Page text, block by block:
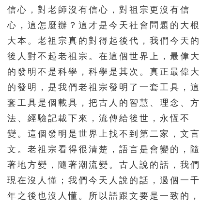
信心，對老師沒有信心，對祖宗更沒有信
心，這怎麼辦？這才是今天社會問題的大根
大本。老祖宗真的對得起後代，我們今天的
後人對不起老祖宗。在這個世界上，最偉大
的發明不是科學，科學是其次。真正最偉大
的發明，是我們老祖宗發明了一套工具，這
套工具是個載具，把古人的智慧、理念、方
法、經驗記載下來，流傳給後世，永恆不
變。這個發明是世界上找不到第二家，文言
文。老祖宗看得很清楚，語言是會變的，隨
著地方變，隨著潮流變。古人說的話，我們
現在沒人懂；我們今天人說的話，過個一千
年之後也沒人懂。所以語跟文要是一致的，